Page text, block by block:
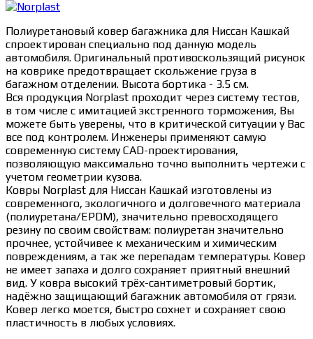
Полиуретановый ковер багажника для Ниссан Кашкай
спроектирован специально под данную модель
автомобиля. Оригинальный противоскользящий рисунок
на коврике предотвращает скольжение груза в
багажном отделении. Высота бортика - 3.5 см.
Вся продукция Norplast проходит через систему тестов,
в том числе с имитацией экстренного торможения, Вы
можете быть уверены, что в критической ситуации у Вас
все под контролем. Инженеры применяют самую
современную систему CAD-проектирования,
позволяющую максимально точно выполнить чертежи с
учетом геометрии кузова.
Ковры Norplast для Ниссан Кашкай изготовлены из
современного, экологичного и долговечного материала
(полиуретана/EPDM), значительно превосходящего
резину по своим свойствам: полиуретан значительно
прочнее, устойчивее к механическим и химическим
повреждениям, а так же перепадам температуры. Ковер
не имеет запаха и долго сохраняет приятный внешний
вид. У ковра высокий трёх-сантиметровый бортик,
надёжно защищающий багажник автомобиля от грязи.
Ковер легко моется, быстро сохнет и сохраняет свою
пластичность в любых условиях.